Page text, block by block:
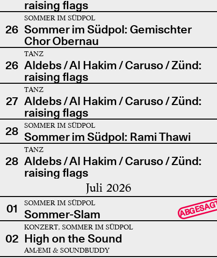
raising flags
26
SOMMER IM SÜDPOL
Sommer im Südpol: Gemischter
Chor Obernau
26
TANZ
Aldebs / Al Hakim / Caruso / Zünd:
raising flags
27
TANZ
Aldebs / Al Hakim / Caruso / Zünd:
raising flags
28
SOMMER IM SÜDPOL
Sommer im Südpol: Rami Thawi
28
TANZ
Aldebs / Al Hakim / Caruso / Zünd:
raising flags
Juli 2026
01 SOMMER IM SÜDPOL
Sommer-Slam
02
KONZERT, SOMMER IM SÜDPOL
High on the Sound
AMÆMI & SOUNDBUDDY